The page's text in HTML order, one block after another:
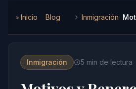
Inicio Blog Inmigración
Inmigración 5 min de lectura